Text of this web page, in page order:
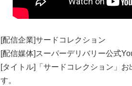
[配信企業]サードコレクション
[配信媒体]スーパーデリバリー公式
[タイトル]「サードコレクション」
す。